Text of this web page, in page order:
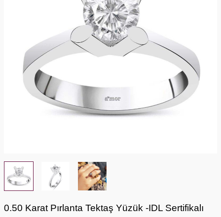
0.50 Karat Pırlanta Tektaş Yüzük -IDL Sertifikalı